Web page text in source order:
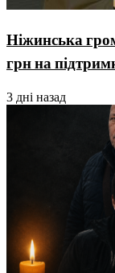
Ніжинська
грн на
3 дні назад